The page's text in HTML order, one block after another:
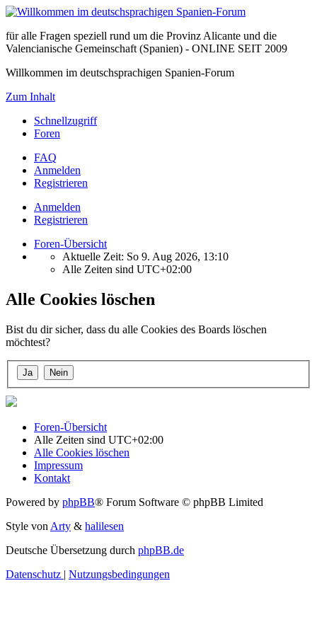
für alle Fragen speziell rund um die Provinz Alicante und die
Valencianische Gemeinschaft (Spanien) - ONLINE SEIT 2009
Willkommen im deutschsprachigen Spanien-Forum
Zum Inhalt
Schnellzugriff
Foren
FAQ
Anmelden
Registrieren
Anmelden
Registrieren
Foren-Übersicht
Aktuelle Zeit: So 9. Aug 2026, 13:10
Alle Zeiten sind UTC+02:00
Alle Cookies löschen
Bist du dir sicher, dass du alle Cookies des Boards löschen
möchtest?
Foren-Übersicht
Alle Zeiten sind UTC+02:00
Alle Cookies löschen
Impressum
Kontakt
Powered by phpBB® Forum Software © phpBB Limited
Style vonArty & halilesen
Deutsche Übersetzung durch phpBB.de
Datenschutz | Nutzungsbedingungen